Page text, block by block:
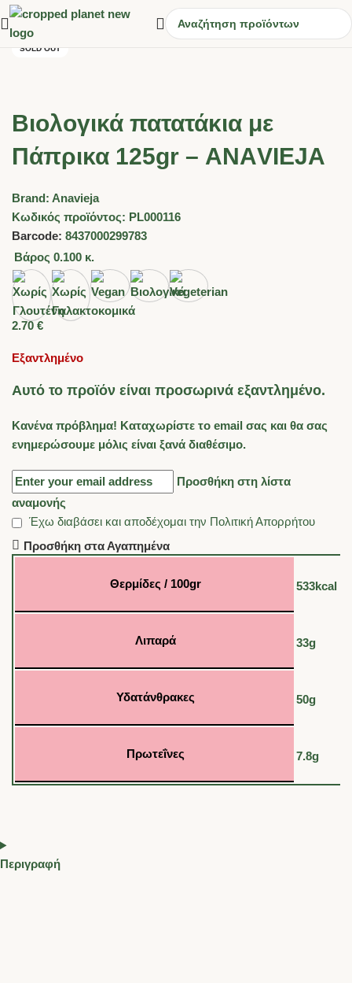
SOLD OUT
Βιολογικά πατατάκια με
Πάπρικα 125gr – ΑΝΑVIEJA
Brand: Anavieja
Κωδικός προϊόντος: PL000116
Barcode: 8437000299783
Βάρος 0.100 κ.
2.70€
Εξαντλημένο
Αυτό το προϊόν είναι προσωρινά εξαντλημένο.
Κανένα πρόβλημα! Καταχωρίστε το email σας και θα σας
ενημερώσουμε μόλις είναι ξανά διαθέσιμο.
Προσθήκη στη λίστα
αναμονής
Έχω διαβάσει και αποδέχομαι την Πολιτική Απορρήτου
Προσθήκη στα Αγαπημένα
Θερμίδες / 100gr 533kcal
Λιπαρά 33g
Υδατάνθρακες 50g
Πρωτεΐνες 7.8g
Περιγραφή